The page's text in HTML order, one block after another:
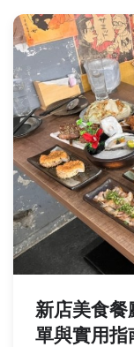
新店美食
單與實用指